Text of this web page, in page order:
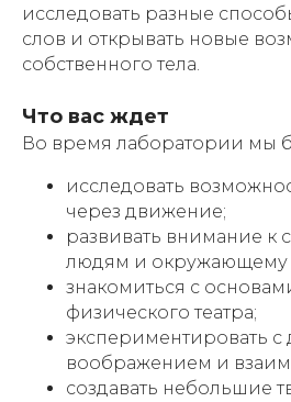
исследовать разные
слов и открывать новые
собственного тела.
Что вас ждет
Во время лаборатории мы
исследовать
через движение;
развивать внимание к
людям и окружающему
знакомиться с
физического театра;
экспериментировать
воображением и
создавать небольшие